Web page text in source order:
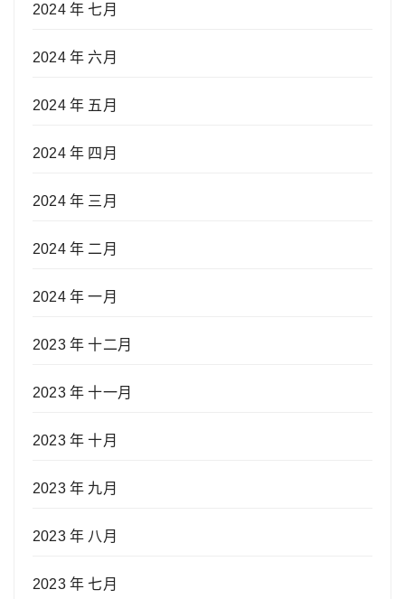
2024 年 七月
2024 年 六月
2024 年 五月
2024 年 四月
2024 年 三月
2024 年 二月
2024 年 一月
2023 年 十二月
2023 年 十一月
2023 年 十月
2023 年 九月
2023 年 八月
2023 年 七月